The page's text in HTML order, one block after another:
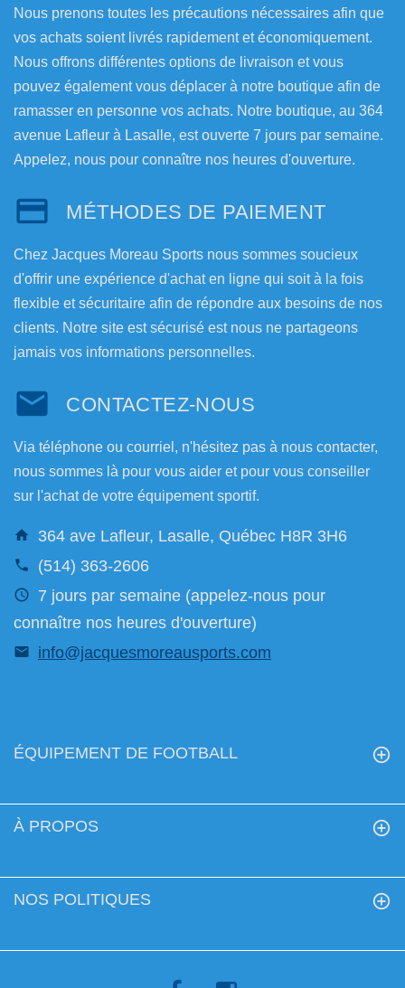
Nous prenons toutes les précautions nécessaires afin que
vos achats soient livrés rapidement et économiquement.
Nous offrons différentes options de livraison et vous
pouvez également vous déplacer à notre boutique afin de
ramasser en personne vos achats. Notre boutique, au 364
avenue Lafleur à Lasalle, est ouverte 7 jours par semaine.
Appelez, nous pour connaître nos heures d'ouverture.
MÉTHODES DE PAIEMENT
Chez Jacques Moreau Sports nous sommes soucieux
d'offrir une expérience d'achat en ligne qui soit à la fois
flexible et sécuritaire afin de répondre aux besoins de nos
clients. Notre site est sécurisé est nous ne partageons
jamais vos informations personnelles.
CONTACTEZ-NOUS
Via téléphone ou courriel, n'hésitez pas à nous contacter,
nous sommes là pour vous aider et pour vous conseiller
sur l'achat de votre équipement sportif.
364 ave Lafleur, Lasalle, Québec H8R 3H6
(514) 363-2606
7 jours par semaine (appelez-nous pour
connaître nos heures d'ouverture)
info@jacquesmoreausports.com
ÉQUIPEMENT DE FOOTBALL
À PROPOS
NOS POLITIQUES